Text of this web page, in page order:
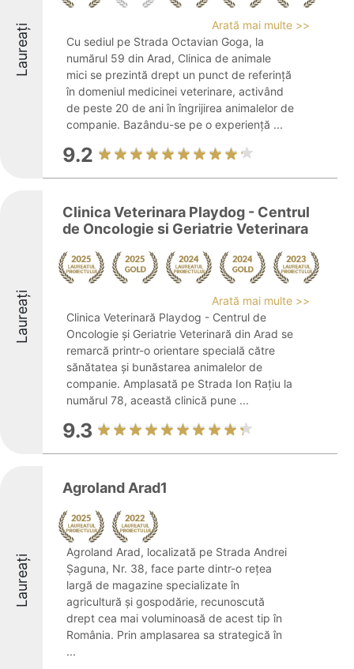
Laureați
Arată mai multe >>
Cu sediul pe Strada Octavian Goga, la
numărul 59 din Arad, Clinica de animale
mici se prezintă drept un punct de referință
în domeniul medicinei veterinare, activând
de peste 20 de ani în îngrijirea animalelor de
companie. Bazându-se pe o experiență ...
9.2
Laureați
Clinica Veterinara Playdog - Centrul
de Oncologie si Geriatrie Veterinara
Arată mai multe >>
Clinica Veterinară Playdog - Centrul de
Oncologie și Geriatrie Veterinară din Arad se
remarcă printr-o orientare specială către
sănătatea și bunăstarea animalelor de
companie. Amplasată pe Strada Ion Rațiu la
numărul 78, această clinică pune ...
9.3
Laureați
Agroland Arad1
Agroland Arad, localizată pe Strada Andrei
Șaguna, Nr. 38, face parte dintr-o rețea
largă de magazine specializate în
agricultură și gospodărie, recunoscută
drept cea mai voluminoasă de acest tip în
România. Prin amplasarea sa strategică în
...